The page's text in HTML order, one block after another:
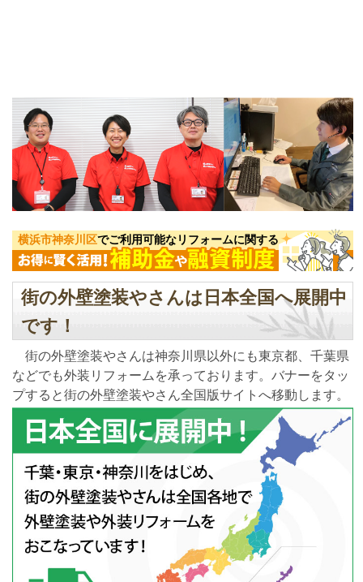
横浜市神奈川区でご利用可能なリフォームに関する
街の外壁塗装やさんは日本全国へ展開中
です！
街の外壁塗装やさんは神奈川県以外にも東京都、千葉県
などでも外装リフォームを承っております。バナーをタッ
プすると街の外壁塗装やさん全国版サイトへ移動します。